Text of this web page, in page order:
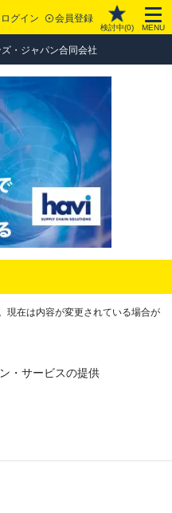
ログイン 会員登録
検討中(0) MENU
・ジャパン合同会社
現在は内容が変更されている場合が
・サービスの提供